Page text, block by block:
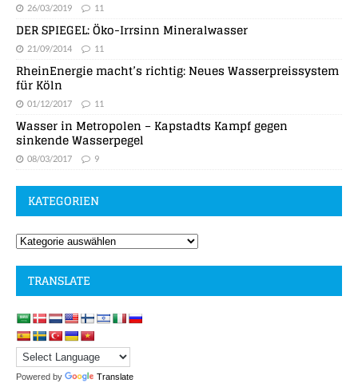
26/03/2019 11
DER SPIEGEL: Öko-Irrsinn Mineralwasser
21/09/2014 11
RheinEnergie macht’s richtig: Neues Wasserpreissystem
für Köln
01/12/2017 11
Wasser in Metropolen – Kapstadts Kampf gegen
sinkende Wasserpegel
08/03/2017 9
KATEGORIEN
TRANSLATE
Powered by Translate